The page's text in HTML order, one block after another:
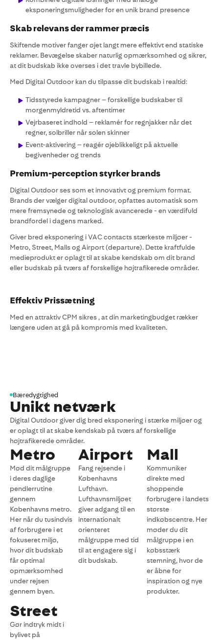
eksponeringsmuligheder for en unik brand presence
Skab relevans der rammer præcis
Skiftende motiver fanger øjet langt mere effektivt end statiske
reklamer. Bevægelse skaber naturlig opmærksomhed og sikrer,
at dit budskab ikke overses i det travle bybillede.
Med Digital Outdoor kan du tilpasse dit budskab i realtid:
Tidsstyrede kampagner – forskellige budskaber til
morgenmyldretid vs. aftentimer
Vejrbaseret indhold – reklamér for regnjakker når det
regner, solbriller når solen skinner
Event-aktivering – reagér øjeblikkeligt på aktuelle
begivenheder og trends
Premium-perception styrker brands
Digital Outdoor ses som et innovativt og premium format.
Brands der vælger digital outdoor, opfattes automatisk som
mere fremsynede og teknologisk avancerede - en værdifuld
brandfordel i dagens marked.
Giver bred eksponering i VAC contacts stærkeste miljøer -
Metro, Street, Malls og Airport (departure). Dette kraftfulde
medieprodukt er oplagt til at skabe kendskab om dit brand
eller budskab på tværs af forskellige højtrafikerede områder.
Effektiv Prissætning
Med en attraktiv CPM sikres , at din marketingbudget rækker
længere uden at gå på kompromis med kvaliteten.
Bæredygtighed
Unikt netværk
Digital Outdoor giver dig bred eksponering i stærke miljøer og
er oplagt til at skabe kendskab på tværs af forskellige
højtrafikerede områder.
Metro
Mød dit målgruppe
i deres daglige
pendlerrutine
gennem
Københavns metro.
Her når du tusindvis
af forbrugere i et
fokuseret miljø,
hvor dit budskab
får optimal
opmærksomhed
under rejsen
gennem byen.
Airport
Fang rejsende i
Københavns
Lufthavn.
Lufthavnsmiljøet
giver adgang til en
internationalt
orienteret
målgruppe med tid
til at engagere sig i
dit budskab.
Mall
Kommuniker
direkte med
shoppende
forbrugere i landets
største
indkøbscentre. Her
møder du dit
målgruppe i en
købsstærk
stemning, hvor de
er åbne for
inspiration og nye
produkter.
Street
Gør indtryk midt i
bylivet på